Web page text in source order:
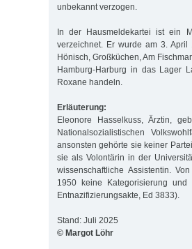
unbekannt verzogen.
In der Hausmeldekartei ist ein
verzeichnet. Er wurde am 3.
Hönisch, Großküchen, Am
Hamburg-Harburg in das Lager
Roxane handeln.
Erläuterung:
Eleonore Hasselkuss, Ärztin,
Nationalsozialistischen
ansonsten gehörte sie keiner
sie als Volontärin in der
wissenschaftliche Assistentin.
1950 keine Kategorisierung
Entnazifizierungsakte, Ed 3833).
Stand: Juli 2025
© Margot Löhr